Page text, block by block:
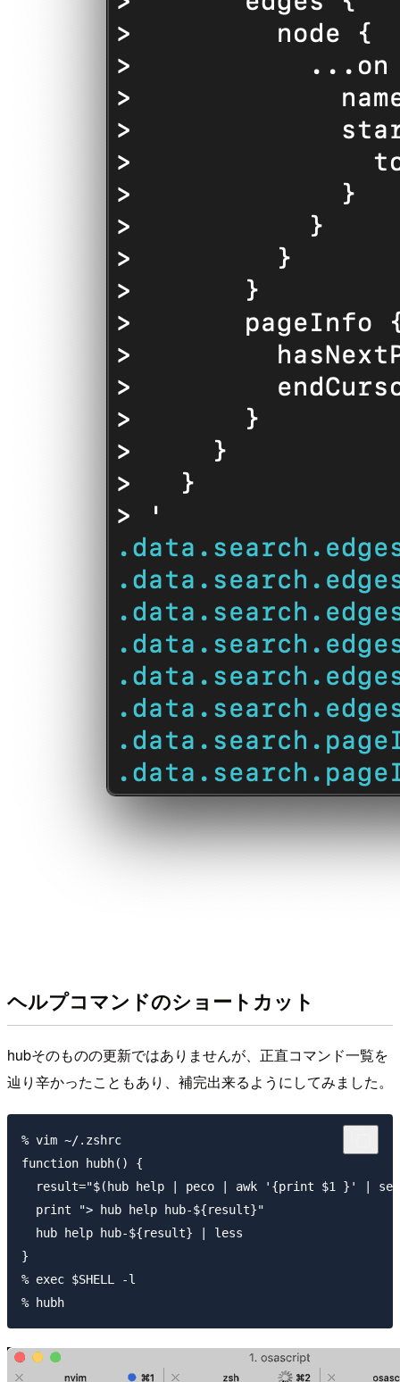
ヘルプコマンドのショートカット
hubそのものの更新ではありませんが、正直コマンド一覧を
辿り辛かったこともあり、補完出来るようにしてみました。
% vim ~/.zshrc
function hubh() {
result="$(hub help | peco | awk '{print $1 }' |
  print "> hub help hub-${result}"
  hub help hub-${result} | less
}
% exec $SHELL -l